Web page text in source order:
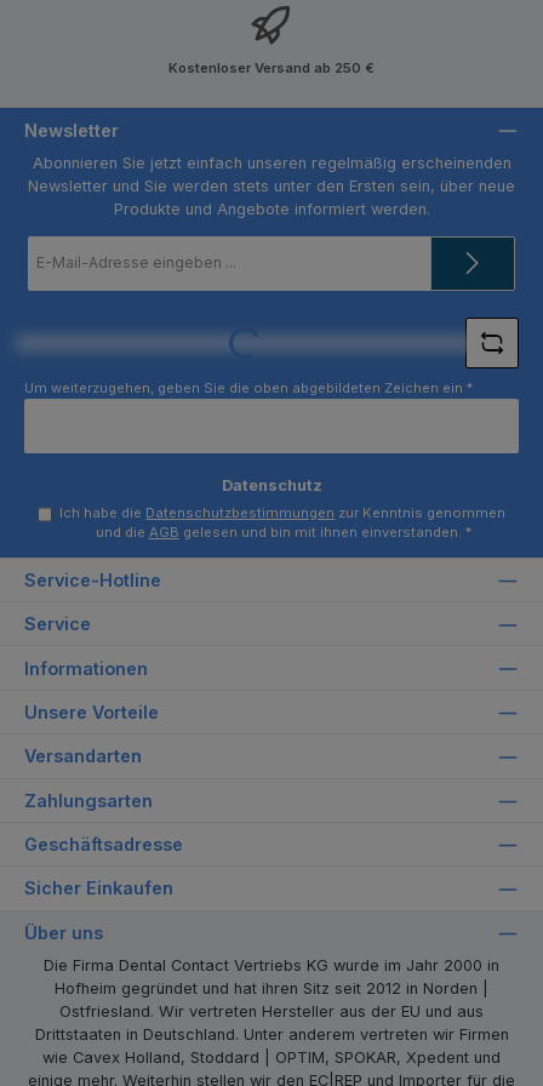
Kostenloser Versand ab 250 €
Newsletter
Abonnieren Sie jetzt einfach unseren regelmäßig erscheinenden
Newsletter und Sie werden stets unter den Ersten sein, über neue
Produkte und Angebote informiert werden.
Mail-
Loading...
Um weiterzugehen, geben Sie die oben abgebildeten Zeichen ein *
Datenschutz
Ich habe die Datenschutzbestimmungen zur Kenntnis genommen
und die AGB gelesen und bin mit ihnen einverstanden. *
Service-Hotline
Service
Informationen
Unsere Vorteile
Versandarten
Zahlungsarten
Geschäftsadresse
Sicher Einkaufen
Über uns
Die Firma Dental Contact Vertriebs KG wurde im Jahr 2000 in
Hofheim gegründet und hat ihren Sitz seit 2012 in Norden |
Ostfriesland. Wir vertreten Hersteller aus der EU und aus
Drittstaaten in Deutschland. Unter anderem vertreten wir Firmen
wie Cavex Holland, Stoddard | OPTIM, SPOKAR, Xpedent und
einige mehr. Weiterhin stellen wir den EC|REP und Importer für die